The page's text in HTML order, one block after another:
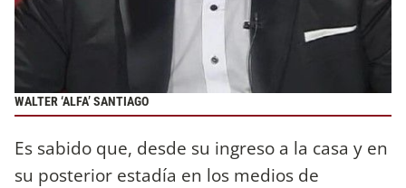
WALTER ‘ALFA’ SANTIAGO
Es sabido que, desde su ingreso a la casa y en
su posterior estadía en los medios de